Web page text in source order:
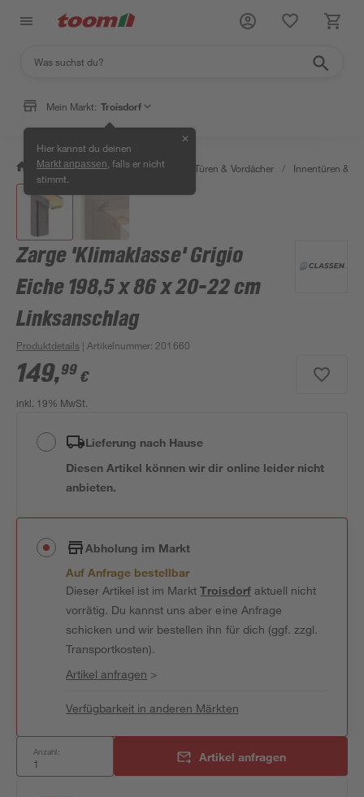
Mein Markt: Troisdorf
Hier kannst du deinen
Markt anpassen , falls er nicht
stimmt.
✕
/ Bauen & Renovieren / Fenster, Türen & Vordächer / Innentüren &
Zarge 'Klimaklasse' Grigio
Eiche 198,5 x 86 x 20-22 cm
Linksanschlag
Produktdetails | Artikelnummer: 201660
149,99 €
inkl. 19% MwSt.
Lieferung nach Hause
Diesen Artikel können wir dir online leider nicht
anbieten.
Abholung im Markt
Auf Anfrage bestellbar
Dieser Artikel ist im MarktTroisdorfaktuell nicht
vorrätig. Du kannst uns aber eine Anfrage
schicken und wir bestellen ihn für dich (ggf. zzgl.
Transportkosten).
Artikel anfragen >
Verfügbarkeit in anderen Märkten
Anzahl: Artikel anfragen